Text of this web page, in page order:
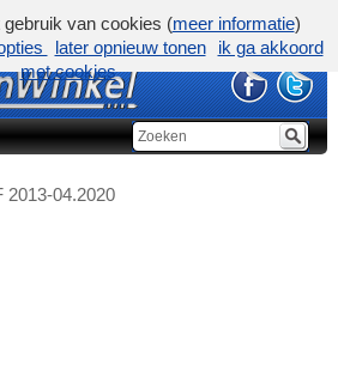
2013-04.2020
van cookies (meer informatie)
later opnieuw tonen
ik ga akkoord
met cookies